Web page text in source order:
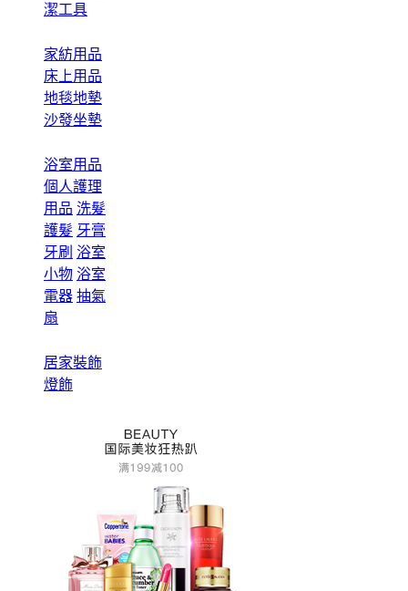
潔工具
家紡用品
床上用品
地毯地墊
沙發坐墊
浴室用品
個人護理
用品 洗髮
護髮 牙膏
牙刷 浴室
小物 浴室
電器 抽氣
扇
居家裝飾
燈飾